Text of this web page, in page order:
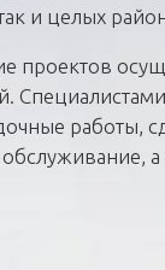
и целых
проектов
работы,